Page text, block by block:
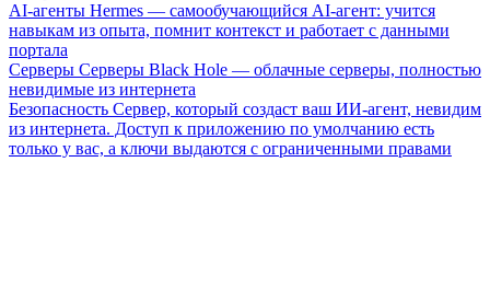
AI-агенты Hermes — самообучающийся AI-агент: учится
навыкам из опыта, помнит контекст и работает с данными
портала
Серверы Серверы Black Hole — облачные серверы, полностью
невидимые из интернета
Безопасность Сервер, который создаст ваш ИИ-агент, невидим
из интернета. Доступ к приложению по умолчанию есть
только у вас, а ключи выдаются с ограниченными правами